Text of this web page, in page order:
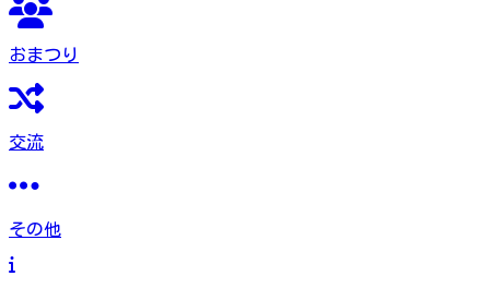
おまつり
交流
その他